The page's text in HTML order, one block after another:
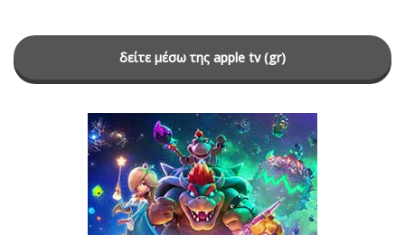
δείτε μέσω της apple tv (gr)